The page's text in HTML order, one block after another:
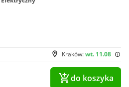
Kraków:wt. 11.08
do koszyka